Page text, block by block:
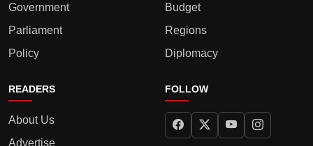
Government
Parliament
Policy
Budget
Regions
Diplomacy
READERS
About Us
Advertise
FOLLOW